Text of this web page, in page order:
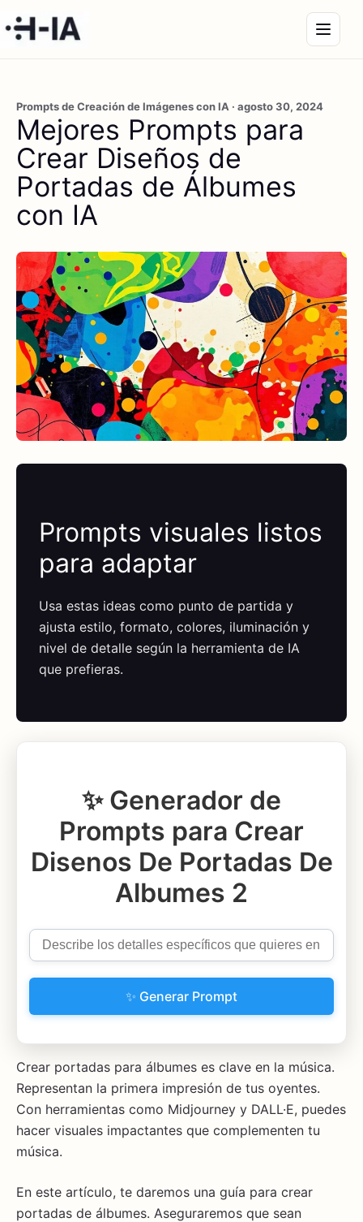
Prompts de Creación de Imágenes con IA · agosto 30, 2024
Mejores Prompts para
Crear Diseños de
Portadas de Álbumes
con IA
Prompts visuales listos
para adaptar
Usa estas ideas como punto de partida y
ajusta estilo, formato, colores, iluminación y
nivel de detalle según la herramienta de IA
que prefieras.
✨ Generador de
Prompts para Crear
Disenos De Portadas De
Albumes 2
✨ Generar Prompt
Crear portadas para álbumes es clave en la música.
Representan la primera impresión de tus oyentes.
Con herramientas como Midjourney y DALL·E, puedes
hacer visuales impactantes que complementen tu
música.
En este artículo, te daremos una guía para crear
portadas de álbumes. Aseguraremos que sean